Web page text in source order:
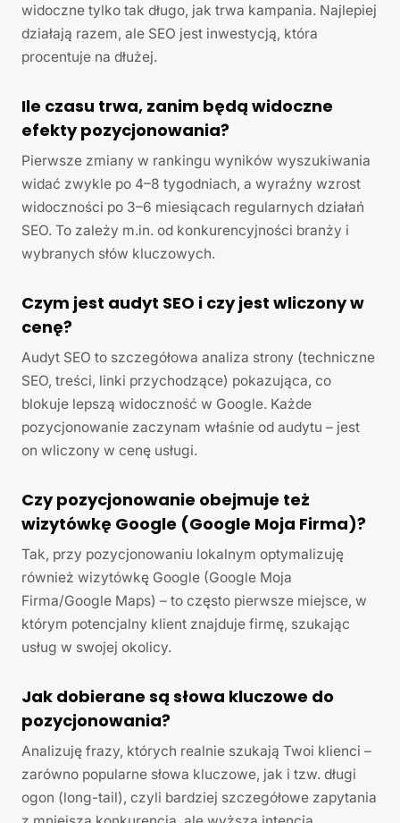
widoczne tylko tak długo, jak trwa kampania. Najlepiej
działają razem, ale SEO jest inwestycją, która
procentuje na dłużej.
Ile czasu trwa, zanim będą widoczne
efekty pozycjonowania?
Pierwsze zmiany w rankingu wyników wyszukiwania
widać zwykle po 4–8 tygodniach, a wyraźny wzrost
widoczności po 3–6 miesiącach regularnych działań
SEO. To zależy m.in. od konkurencyjności branży i
wybranych słów kluczowych.
Czym jest audyt SEO i czy jest wliczony w
cenę?
Audyt SEO to szczegółowa analiza strony (techniczne
SEO, treści, linki przychodzące) pokazująca, co
blokuje lepszą widoczność w Google. Każde
pozycjonowanie zaczynam właśnie od audytu – jest
on wliczony w cenę usługi.
Czy pozycjonowanie obejmuje też
wizytówkę Google (Google Moja Firma)?
Tak, przy pozycjonowaniu lokalnym optymalizuję
również wizytówkę Google (Google Moja
Firma/Google Maps) – to często pierwsze miejsce, w
którym potencjalny klient znajduje firmę, szukając
usług w swojej okolicy.
Jak dobierane są słowa kluczowe do
pozycjonowania?
Analizuję frazy, których realnie szukają Twoi klienci –
zarówno popularne słowa kluczowe, jak i tzw. długi
ogon (long-tail), czyli bardziej szczegółowe zapytania